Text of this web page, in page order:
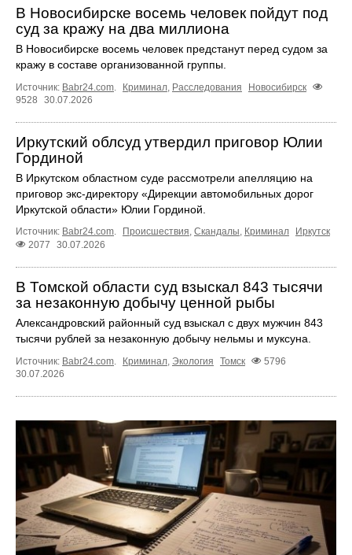
В Новосибирске восемь человек пойдут под
суд за кражу на два миллиона
В Новосибирске восемь человек предстанут перед судом за
кражу в составе организованной группы.
Источник: Babr24.com Криминал Расследования
Новосибирск
9528
30.07.2026
Иркутский облсуд утвердил приговор Юлии
Гординой
В Иркутском областном суде рассмотрели апелляцию на
приговор экс‑директору «Дирекции автомобильных дорог
Иркутской области» Юлии Гординой.
Источник: Babr24.com Происшествия Скандалы Криминал
Иркутск
2077
30.07.2026
В Томской области суд взыскал 843 тысячи
за незаконную добычу ценной рыбы
Александровский районный суд взыскал с двух мужчин 843
тысячи рублей за незаконную добычу нельмы и муксуна.
Источник: Babr24.com. Криминал, Экология Томск
5796
30.07.2026